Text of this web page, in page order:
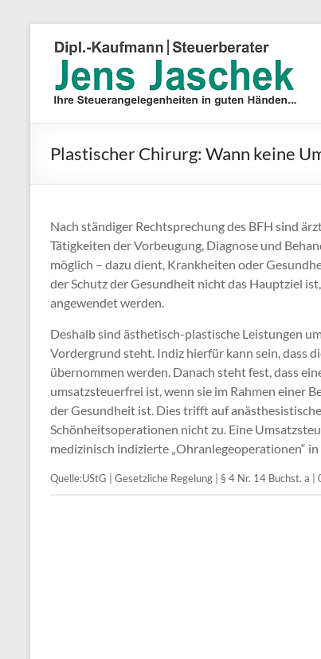
Plastischer Chirurg: Wann keine
Nach ständiger Rechtsprechung des BFH sind
Tätigkeiten der Vorbeugung, Diagnose und
möglich – dazu dient, Krankheiten oder
der Schutz der Gesundheit nicht das Hauptziel
angewendet werden.
Deshalb sind ästhetisch-plastische Leistungen
Vordergrund steht. Indiz hierfür kann sein, dass
übernommen werden. Danach steht fest, dass
umsatzsteuerfrei ist, wenn sie im Rahmen einer
der Gesundheit ist. Dies trifft auf
Schönheitsoperationen nicht zu. Eine
medizinisch indizierte „Ohranlegeoperationen“ in
Quelle:UStG | Gesetzliche Regelung | § 4 Nr. 14 Buchst. a